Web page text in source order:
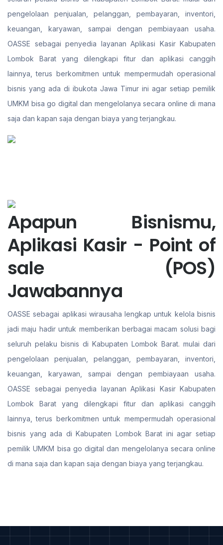
pengelolaan penjualan, pelanggan, pembayaran, inventori,
keuangan, karyawan, sampai dengan pembiayaan usaha.
OASSE sebagai penyedia layanan Aplikasi Kasir Kabupaten
Lombok Barat yang dilengkapi fitur dan aplikasi canggih
lainnya, terus berkomitmen untuk mempermudah operasional
bisnis yang ada di ibukota Jawa Timur ini agar setiap pemilik
UMKM bisa go digital dan mengelolanya secara online di mana
saja dan kapan saja dengan biaya yang terjangkau.
Apapun Bisnismu,
Aplikasi Kasir - Point of
sale (POS)
Jawabannya
OASSE sebagai aplikasi wirausaha lengkap untuk kelola bisnis
jadi maju hadir untuk memberikan berbagai macam solusi bagi
seluruh pelaku bisnis di Kabupaten Lombok Barat. mulai dari
pengelolaan penjualan, pelanggan, pembayaran, inventori,
keuangan, karyawan, sampai dengan pembiayaan usaha.
OASSE sebagai penyedia layanan Aplikasi Kasir Kabupaten
Lombok Barat yang dilengkapi fitur dan aplikasi canggih
lainnya, terus berkomitmen untuk mempermudah operasional
bisnis yang ada di Kabupaten Lombok Barat ini agar setiap
pemilik UMKM bisa go digital dan mengelolanya secara online
di mana saja dan kapan saja dengan biaya yang terjangkau.